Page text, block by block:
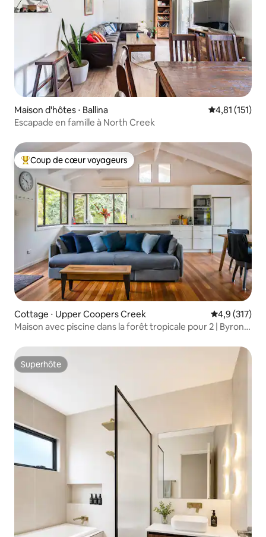
Maison d'hôtes ⋅ Ballina Évaluation
4,81 (151)
Escapade en famille à North Creek
Coups de cœur voyageurs les plus appréciés
Coup de cœur voyageurs
Cottage ⋅ Upper Coopers Creek Évaluation
4,9 (317)
Maison avec piscine dans la forêt tropicale pour 2 | Byron
Superhôte
Superhôte